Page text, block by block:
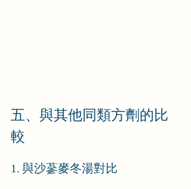
五、與其他同類方劑的比
較
1. 與沙蔘麥冬湯對比